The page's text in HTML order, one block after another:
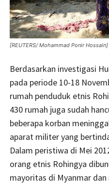
[REUTERS/ Mohammad Ponir Hossain]
Berdasarkan investigasi
pada periode 10-18
rumah penduduk etnis
430 rumah juga sudah
beberapa korban
aparat militer yang
Dalam peristiwa di Mei
orang etnis Rohingya
mayoritas di Myanmar